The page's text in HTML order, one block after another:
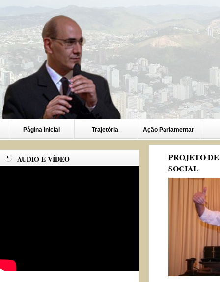
Página Inicial Trajetória Ação Parlamentar
AUDIO E VÍDEO
PROJETO
SOCIAL